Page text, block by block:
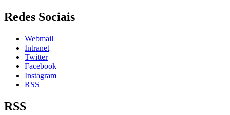
Redes Sociais
Webmail
Intranet
Twitter
Facebook
Instagram
RSS
RSS